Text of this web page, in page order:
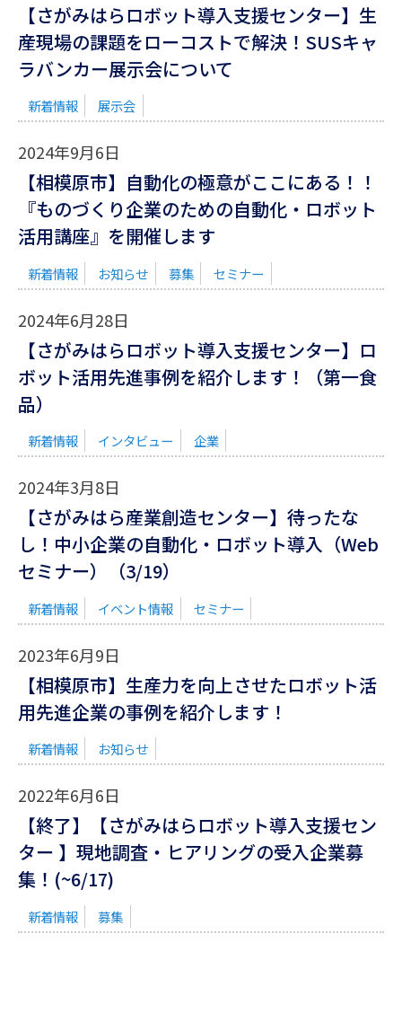
【さがみはらロボット導入支援センター】生
産現場の課題をローコストで解決！SUSキャ
ラバンカー展示会について
新着情報 展示会
2024年9月6日
【相模原市】自動化の極意がここにある！！
『ものづくり企業のための自動化・ロボット
活用講座』を開催します
新着情報 お知らせ 募集 セミナー
2024年6月28日
【さがみはらロボット導入支援センター】ロ
ボット活用先進事例を紹介します！（第一食
品）
新着情報 インタビュー 企業
2024年3月8日
【さがみはら産業創造センター】待ったな
し！中小企業の自動化・ロボット導入（Web
セミナー）（3/19）
新着情報 イベント情報 セミナー
2023年6月9日
【相模原市】生産力を向上させたロボット活
用先進企業の事例を紹介します！
新着情報 お知らせ
2022年6月6日
【終了】【さがみはらロボット導入支援セン
ター 】現地調査・ヒアリングの受入企業募
集！(~6/17)
新着情報 募集